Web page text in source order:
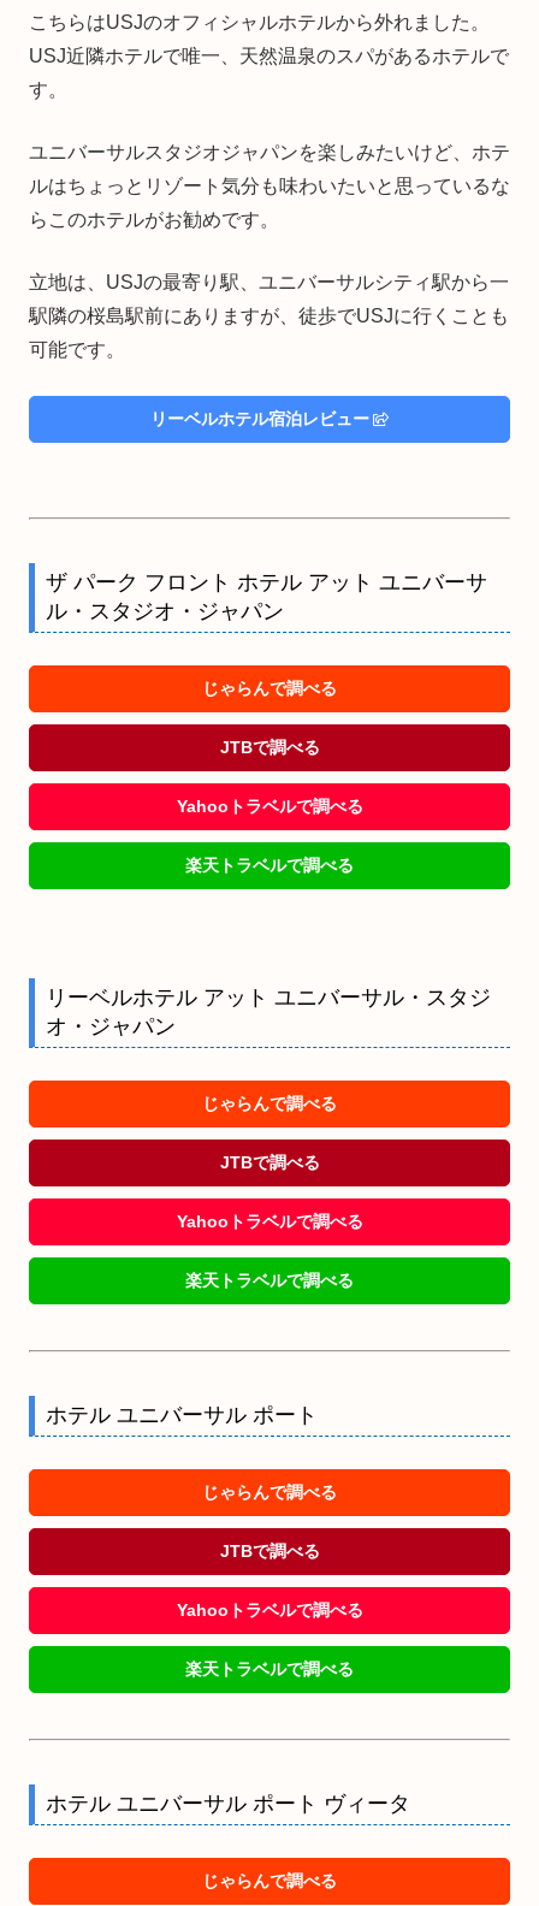
こちらはUSJのオフィシャルホテルから外れました。
USJ近隣ホテルで唯一、天然温泉のスパがあるホテルで
す。
ユニバーサルスタジオジャパンを楽しみたいけど、ホテ
ルはちょっとリゾート気分も味わいたいと思っているな
らこのホテルがお勧めです。
立地は、USJの最寄り駅、ユニバーサルシティ駅から一
駅隣の桜島駅前にありますが、徒歩でUSJに行くことも
可能です。
リーベルホテル宿泊レビュー
ザ パーク フロント ホテル アット ユニバーサ
ル・スタジオ・ジャパン
じゃらんで調べる
JTBで調べる
Yahooトラベルで調べる
楽天トラベルで調べる
リーベルホテル アット ユニバーサル・スタジ
オ・ジャパン
じゃらんで調べる
JTBで調べる
Yahooトラベルで調べる
楽天トラベルで調べる
ホテル ユニバーサル ポート
じゃらんで調べる
JTBで調べる
Yahooトラベルで調べる
楽天トラベルで調べる
ホテル ユニバーサル ポート ヴィータ
じゃらんで調べる